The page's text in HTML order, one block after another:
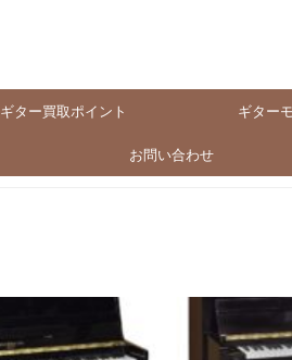
ギター買取ポイント ギター
お問い合わせ